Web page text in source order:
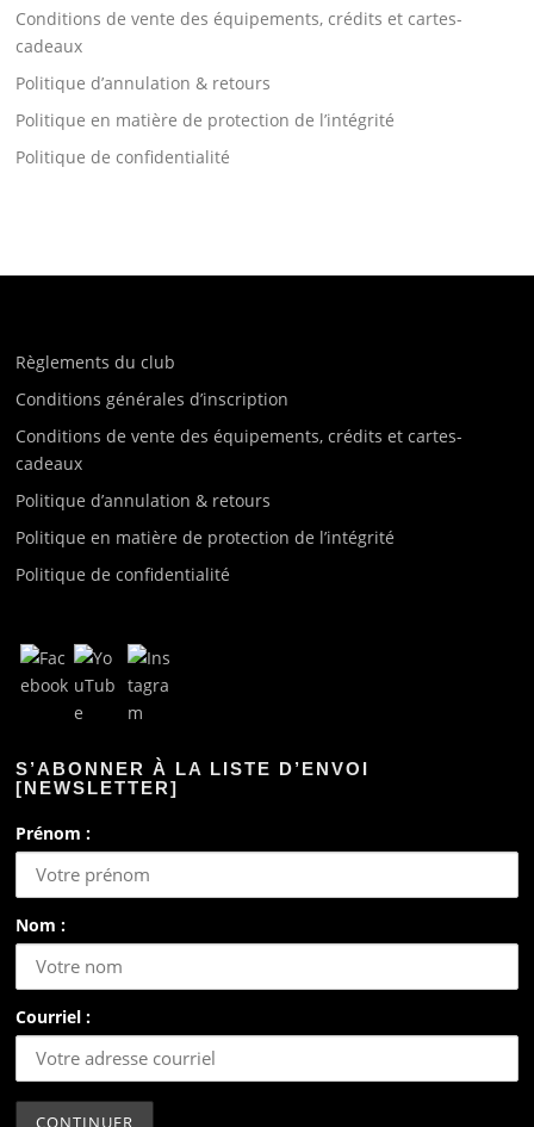
Conditions de vente des équipements, crédits et cartes-
cadeaux
Politique d’annulation & retours
Politique en matière de protection de l’intégrité
Politique de confidentialité
Règlements du club
Conditions générales d’inscription
Conditions de vente des équipements, crédits et cartes-
cadeaux
Politique d’annulation & retours
Politique en matière de protection de l’intégrité
Politique de confidentialité
S’ABONNER À LA LISTE D’ENVOI
[NEWSLETTER]
Prénom :
Nom :
Courriel :